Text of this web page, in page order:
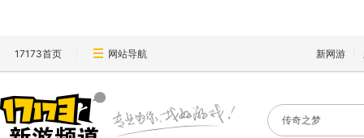
17173首页 网站导航 新网游